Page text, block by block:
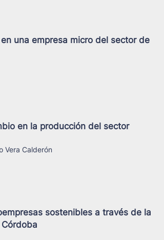
una empresa micro del sector de
en la producción del sector
Vera Calderón
sostenibles a través de la